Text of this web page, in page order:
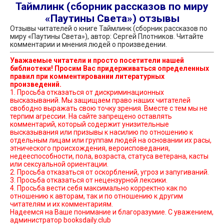
Таймлинк (сборник рассказов по миру
«Паутины Света») отзывы
Отзывы читателей о книге Таймлинк (сборник рассказов по
миру «Паутины Света»), автор: Сергей Плотников. Читайте
комментарии и мнения людей о произведении.
Уважаемые читатели и просто посетители нашей
библиотеки! Просим Вас придерживаться определенных
правил при комментировании литературных
произведений.
1. Просьба отказаться от дискриминационных
высказываний. Мы защищаем право наших читателей
свободно выражать свою точку зрения. Вместе с тем мы не
терпим агрессии. На сайте запрещено оставлять
комментарий, который содержит унизительные
высказывания или призывы к насилию по отношению к
отдельным лицам или группам людей на основании их расы,
этнического происхождения, вероисповедания,
недееспособности, пола, возраста, статуса ветерана, касты
или сексуальной ориентации.
2. Просьба отказаться от оскорблений, угроз и запугиваний.
3. Просьба отказаться от нецензурной лексики.
4. Просьба вести себя максимально корректно как по
отношению к авторам, так и по отношению к другим
читателям и их комментариям.
Надеемся на Ваше понимание и благоразумие. С уважением,
администратор booksdaily.club